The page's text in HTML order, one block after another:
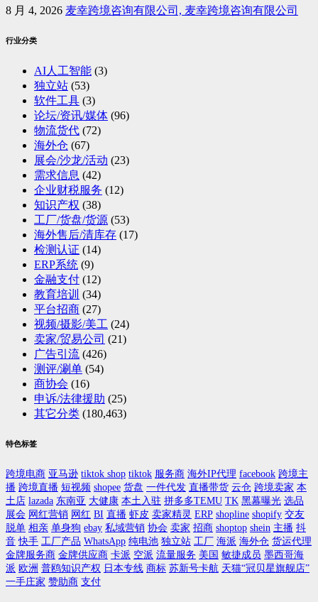
8 月 4, 2026 麦幸跨境咨询有限公司, 麦幸跨境咨询有限公司
行业分类
AI人工智能 (3)
独立站 (53)
软件工具 (3)
论坛/资讯/媒体 (96)
物流货代 (72)
海外仓 (67)
展会/沙龙/活动 (23)
需求信息 (42)
企业财税服务 (12)
知识产权 (38)
工厂/货盘/货源 (53)
海外售后/清库存 (17)
检测认证 (14)
ERP系统 (9)
金融支付 (12)
教育培训 (34)
平台招商 (27)
视频/摄影/美工 (24)
卖家/贸易公司 (21)
广告引流 (426)
测评/涮单 (54)
商协会 (16)
申诉/法律援助 (25)
其它分类 (180,463)
特色标签
跨境电商 亚马逊 tiktok shop tiktok 服务商 海外IP代理 facebook 跨境主
播 跨境直播 短视频 shopee 货盘 一件代发 直播带货 云仓 跨境卖家 本
土店 lazada 东南亚 大健康 本土入驻 拼多多TEMU TK 黑幕曝光 选品
展会 网红营销 网红 BI 直播 虾皮 卖家精灵 ERP shopline shopify 交友
脱单 相亲 单身狗 ebay 私域营销 协会 卖家 招商 shoptop shein 主播 抖
音 快手 工厂产品 WhatsApp 纯电池 独立站 工厂 海派 海外仓 货运代理
金牌服务商 金牌供应商 卡派 空派 流量服务 美国 敏捷成员 墨西哥海
派 欧洲 普鸥知识产权 日本专线 商标 苏新号卡航 天猫“冠贝星旗舰店”
一手庄家 赞助商 支付